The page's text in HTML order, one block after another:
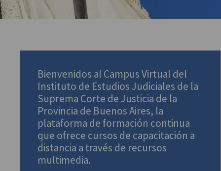
Bienvenidos al Campus Virtual del
Instituto de Estudios Judiciales de la
Suprema Corte de Justicia de la
Provincia de Buenos Aires, la
plataforma de formación continua
que ofrece cursos de capacitación a
distancia a través de recursos
multimedia.